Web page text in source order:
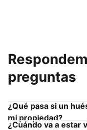
preguntas
¿Qué pasa si un
mi propiedad?
¿Cuándo va a estar